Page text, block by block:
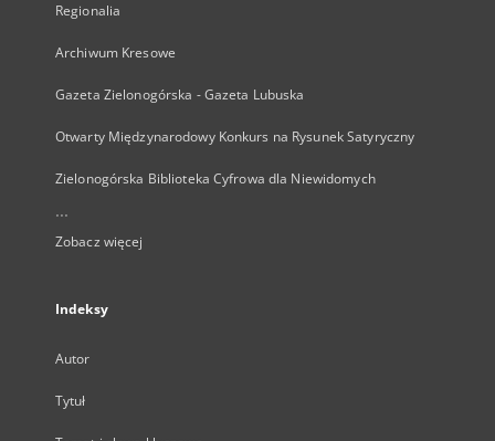
Regionalia
Archiwum Kresowe
Gazeta Zielonogórska - Gazeta Lubuska
Otwarty Międzynarodowy Konkurs na Rysunek Satyryczny
Zielonogórska Biblioteka Cyfrowa dla Niewidomych
...
Zobacz więcej
Indeksy
Autor
Tytuł